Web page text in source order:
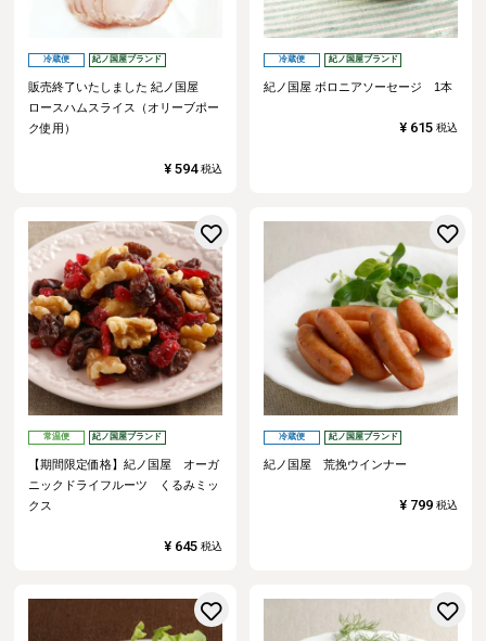
冷蔵便 紀ノ国屋ブランド
販売終了いたしました 紀ノ国屋
ロースハムスライス（オリーブポー
ク使用）
¥ 594 税込
冷蔵便 紀ノ国屋ブランド
紀ノ国屋 ボロニアソーセージ 1本
¥ 615 税込
常温便 紀ノ国屋ブランド
【期間限定価格】紀ノ国屋 オーガ
ニックドライフルーツ くるみミッ
クス
¥ 645 税込
お気に入りに登録する
冷蔵便 紀ノ国屋ブランド
紀ノ国屋 荒挽ウインナー
¥ 799 税込
お気に入りに登録する